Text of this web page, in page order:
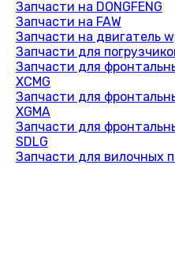
Запчасти на DONGFENG
Запчасти на FAW
Запчасти на двигатель
Запчасти для
Запчасти для
XCMG
Запчасти для
XGMA
Запчасти для
SDLG
Запчасти для вилочных